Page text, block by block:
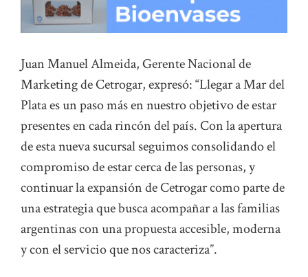
Juan Manuel Almeida, Gerente Nacional de
Marketing de Cetrogar, expresó: “Llegar a Mar del
Plata es un paso más en nuestro objetivo de estar
presentes en cada rincón del país. Con la apertura
de esta nueva sucursal seguimos consolidando el
compromiso de estar cerca de las personas, y
continuar la expansión de Cetrogar como parte de
una estrategia que busca acompañar a las familias
argentinas con una propuesta accesible, moderna
y con el servicio que nos caracteriza”.